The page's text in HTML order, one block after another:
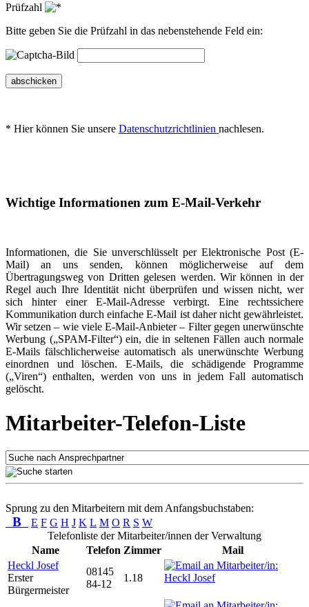
Prüfzahl
Bitte geben Sie die Prüfzahl in das nebenstehende Feld ein:
abschicken
* Hier können Sie unsere Datenschutzrichtlinien nachlesen.
Wichtige Informationen zum E-Mail-Verkehr
Informationen, die Sie unverschlüsselt per Elektronische Post (E-
Mail) an uns senden, können möglicherweise auf dem
Übertragungsweg von Dritten gelesen werden. Wir können in der
Regel auch Ihre Identität nicht überprüfen und wissen nicht, wer
sich hinter einer E-Mail-Adresse verbirgt. Eine rechtssichere
Kommunikation durch einfache E-Mail ist daher nicht gewährleistet.
Wir setzen – wie viele E-Mail-Anbieter – Filter gegen unerwünschte
Werbung („SPAM-Filter“) ein, die in seltenen Fällen auch normale
E-Mails fälschlicherweise automatisch als unerwünschte Werbung
einordnen und löschen. E-Mails, die schädigende Programme
(„Viren“) enthalten, werden von uns in jedem Fall automatisch
gelöscht.
Mitarbeiter-Telefon-Liste
Sprung zu den Mitarbeitern mit dem Anfangsbuchstaben:
B E F G H J K L M O R S W
Telefonliste der Mitarbeiter/innen der Verwaltung
Name
Telefon Zimmer
Mail
Heckl Josef
Erster
Bürgermeister
08145
84-12
1.18